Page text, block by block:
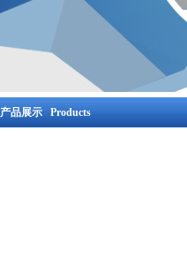
产品展示 Products